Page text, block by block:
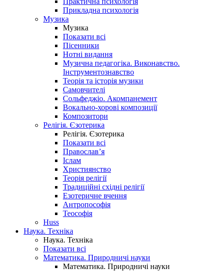
Прикладна психологія
Музика
Музика
Показати всі
Пісенники
Нотні видання
Музична педагогіка. Виконавство.
Інструментознавство
Теорія та історія музики
Самовчителі
Сольфеджіо. Акомпанемент
Вокально-хорові композиції
Композитори
Релігія. Єзотерика
Релігія. Єзотерика
Показати всі
Православ’я
Іслам
Християнство
Теорія релігії
Традиційні східні релігії
Езотеричне вчення
Антропософія
Теософія
Huss
Наука. Техніка
Наука. Техніка
Показати всі
Математика. Природничі науки
Математика. Природничі науки